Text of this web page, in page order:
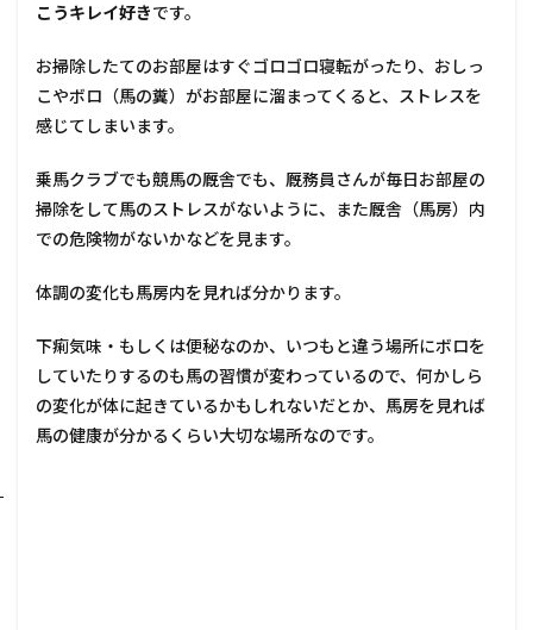
こうキレイ好きです。
お掃除したてのお部屋はすぐゴロゴロ寝転がったり、おしっ
こやボロ（馬の糞）がお部屋に溜まってくると、ストレスを
感じてしまいます。
乗馬クラブでも競馬の厩舎でも、厩務員さんが毎日お部屋の
掃除をして馬のストレスがないように、また厩舎（馬房）内
での危険物がないかなどを見ます。
体調の変化も馬房内を見れば分かります。
下痢気味・もしくは便秘なのか、いつもと違う場所にボロを
していたりするのも馬の習慣が変わっているので、何かしら
の変化が体に起きているかもしれないだとか、馬房を見れば
馬の健康が分かるくらい大切な場所なのです。